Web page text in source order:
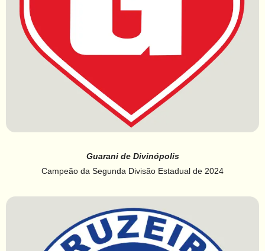
Guarani de Divinópolis
Campeão da Segunda Divisão Estadual de 2024